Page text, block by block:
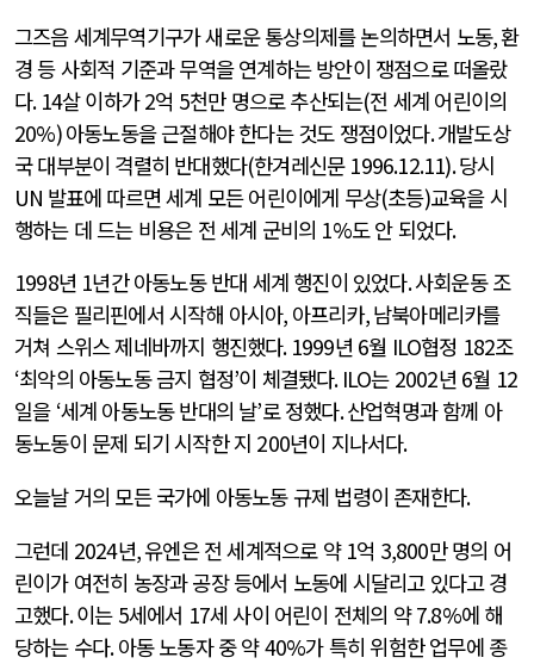
그즈음 세계무역기구가 새로운 통상의제를 논의하면서 노동,환
경 등 사회적 기준과 무역을 연계하는 방안이 쟁점으로 떠올랐
다. 14살 이하가2억 5천만 명으로 추산되는(전 세계 어린이의
20%)아동노동을 근절해야 한다는 것도 쟁점이었다.개발도상
국 대부분이 격렬히 반대했다(한겨레신문 1996.12.11).당시
UN 발표에 따르면 세계 모든 어린이에게 무상(초등)교육을 시
행하는 데 드는 비용은 전 세계 군비의 1%도 안 되었다.
1998년 1년간 아동노동 반대 세계 행진이 있었다.사회운동 조
직들은 필리핀에서 시작해 아시아, 아프리카,남북아메리카를
거쳐 스위스 제네바까지 행진했다. 1999년 6월 ILO협정 182조
‘최악의 아동노동 금지 협정’이 체결됐다. ILO는 2002년 6월 12
일을 ‘세계 아동노동 반대의 날’로 정했다.산업혁명과 함께 아
동노동이 문제 되기 시작한 지 200년이 지나서다.
오늘날 거의 모든 국가에 아동노동 규제 법령이 존재한다.
그런데 2024년,유엔은 전 세계적으로 약 1억 3,800만 명의 어
린이가 여전히 농장과 공장 등에서 노동에 시달리고 있다고 경
고했다.이는 5세에서 17세 사이 어린이 전체의 약7.8%에 해
당하는 수다.아동 노동자 중 약40%가 특히 위험한 업무에 종